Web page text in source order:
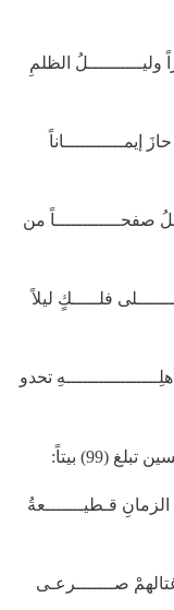
الظلمِ
صفحــــــــــــاً من
فلـــــكٍ ليلاً
تحدو
(99) بيتاً:
قـطيـــــــعةُ
صـــــــرعـى